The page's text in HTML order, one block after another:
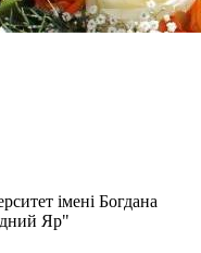
імені Богдана
Яр"